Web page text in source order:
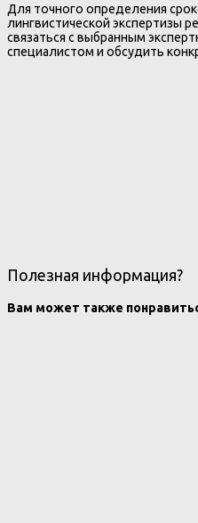
Для точного определения
лингвистической экспертизы
связаться с выбранным
специалистом и обсудить
Полезная информация?
Вам может также